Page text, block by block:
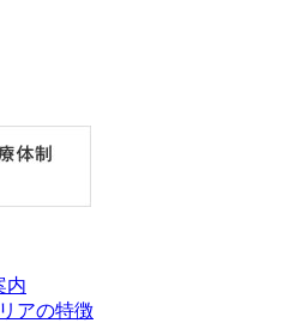
内
アの特徴